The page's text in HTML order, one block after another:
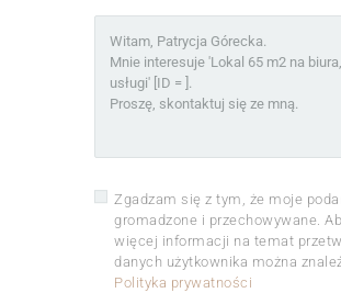
Zgadzam się z tym, że moje
gromadzone i przechowywane.
więcej informacji na temat
danych użytkownika można
Polityka prywatności